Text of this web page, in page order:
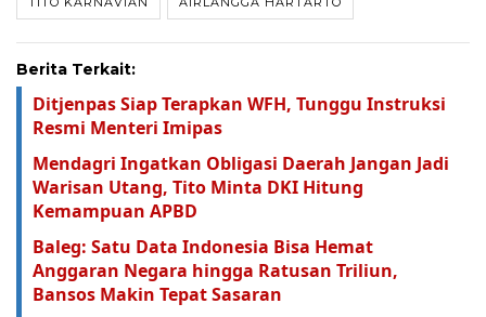
Berita Terkait:
Ditjenpas Siap Terapkan WFH, Tunggu Instruksi
Resmi Menteri Imipas
Mendagri Ingatkan Obligasi Daerah Jangan Jadi
Warisan Utang, Tito Minta DKI Hitung
Kemampuan APBD
Baleg: Satu Data Indonesia Bisa Hemat
Anggaran Negara hingga Ratusan Triliun,
Bansos Makin Tepat Sasaran